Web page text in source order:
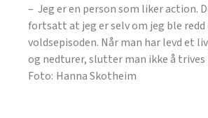
– Jeg er en person som liker action.
fortsatt at jeg er selv om jeg ble
voldsepisoden. Når man har levd et
og nedturer, slutter man ikke å trives
Hanna Skotheim